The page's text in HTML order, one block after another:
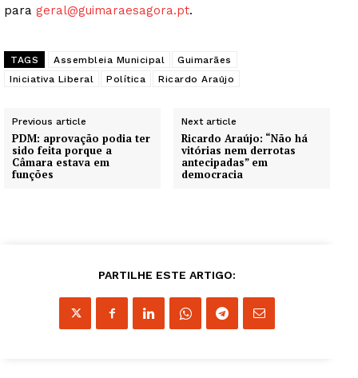
para geral@guimaraesagora.pt.
TAGS Assembleia Municipal
Guimarães
Iniciativa Liberal
Política Ricardo Araújo
Previous article
PDM: aprovação podia ter
sido feita porque a
Câmara estava em
funções
Next article
Ricardo Araújo: “Não há
vitórias nem derrotas
antecipadas” em
democracia
PARTILHE ESTE ARTIGO: